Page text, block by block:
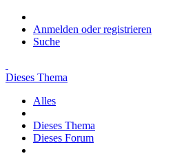
Anmelden oder registrieren
Suche
Dieses Thema
Alles
Dieses Thema
Dieses Forum